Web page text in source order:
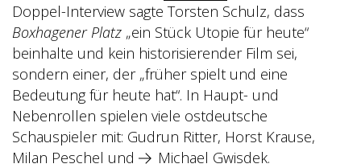
Doppel-Interview sagte Torsten Schulz, dass
Boxhagener Platz „ein Stück Utopie für heute“
beinhalte und kein historisierender Film sei,
sondern einer, der „früher spielt und eine
Bedeutung für heute hat“. In Haupt- und
Nebenrollen spielen viele ostdeutsche
Schauspieler mit: Gudrun Ritter, Horst Krause,
Milan Peschel und
Michael Gwisdek.